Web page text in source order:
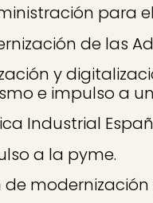
para el
de las
y
e impulso a
Industrial
a la pyme.
de